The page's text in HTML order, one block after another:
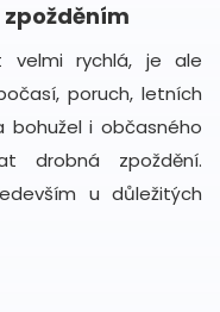
velmi rychlá, je ale
poruch, letních
bohužel i občasného
drobná zpoždění.
u důležitých